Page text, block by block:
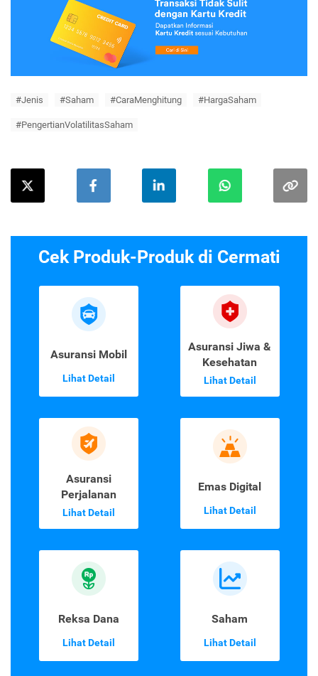
#Jenis #Saham #CaraMenghitung #HargaSaham
#PengertianVolatilitasSaham
Cek Produk-Produk di Cermati
Asuransi Mobil
Lihat Detail
Asuransi Jiwa &
Kesehatan
Lihat Detail
Asuransi
Perjalanan
Lihat Detail
Emas Digital
Lihat Detail
Reksa Dana
Lihat Detail
Saham
Lihat Detail